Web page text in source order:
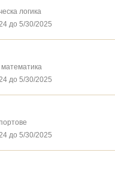
логика
до 5/30/2025
до 5/30/2025
до 5/30/2025